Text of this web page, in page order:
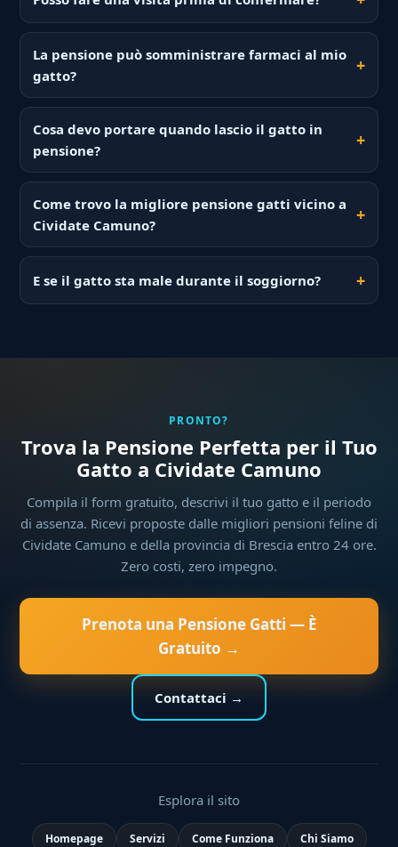
La pensione può somministrare farmaci al mio
gatto?
Cosa devo portare quando lascio il gatto in
pensione?
Come trovo la migliore pensione gatti vicino a
Cividate Camuno?
E se il gatto sta male durante il soggiorno?
PRONTO?
Trova la Pensione Perfetta per il Tuo
Gatto a Cividate Camuno
Compila il form gratuito, descrivi il tuo gatto e il periodo
di assenza. Ricevi proposte dalle migliori pensioni feline di
Cividate Camuno e della provincia di Brescia entro 24 ore.
Zero costi, zero impegno.
Prenota una Pensione Gatti — È
Gratuito →
Contattaci →
Esplora il sito
Homepage Servizi Come Funziona Chi Siamo